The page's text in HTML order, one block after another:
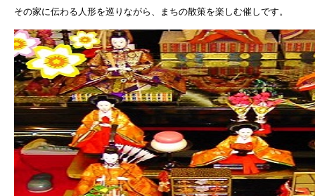
その家に伝わる人形を巡りながら、まちの散策を楽しむ催しです。